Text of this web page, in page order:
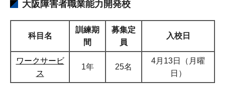
大阪障害者職業能力開発校
科目名
訓練期
間
募集定
員
入校日
ワークサービ
ス
1年 25名
4月13日（月曜
日）